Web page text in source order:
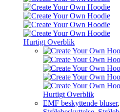
Hurtigt Overblik
Hurtigt Overblik
EMF beskyttende bluser,